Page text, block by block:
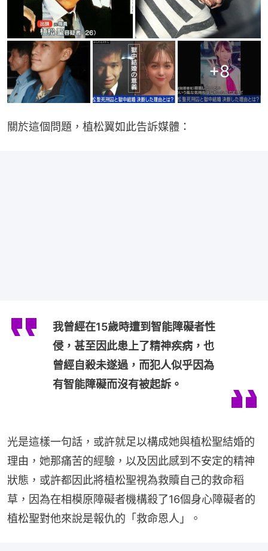
+8
關於這個問題，植松翼如此告訴媒體：
我曾經在15歲時遭到智能障礙者性
侵，甚至因此患上了精神疾病，也
曾經自殺未遂過，而犯人似乎因為
有智能障礙而沒有被起訴。
光是這樣一句話，或許就足以構成她與植松聖結婚的
理由，她那痛苦的經驗，以及因此感到不安定的精神
狀態，或許都因此將植松聖視為救贖自己的救命稻
草，因為在相模原障礙者機構殺了16個身心障礙者的
植松聖對他來說是報仇的「救命恩人」。